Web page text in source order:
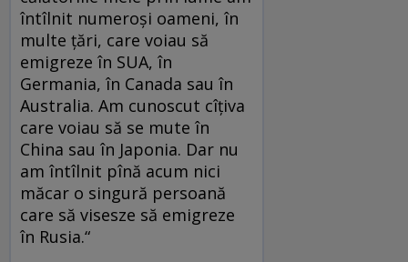
întîlnit numeroși oameni, în
multe țări, care voiau să
emigreze în SUA, în
Germania, în Canada sau în
Australia. Am cunoscut cîțiva
care voiau să se mute în
China sau în Japonia. Dar nu
am întîlnit pînă acum nici
măcar o singură persoană
care să visesze să emigreze
în Rusia.“